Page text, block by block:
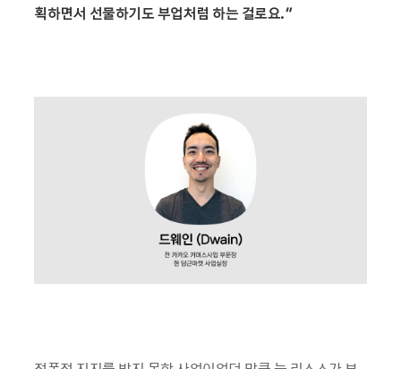
획하면서 선물하기도 부업처럼 하는 걸로요.”